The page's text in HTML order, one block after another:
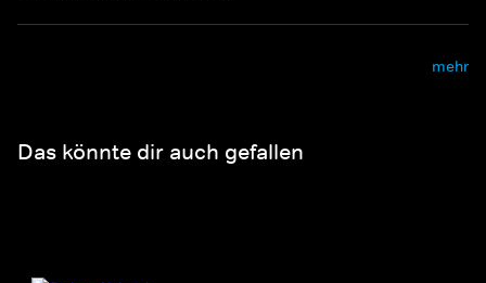
mehr
Das könnte dir auch gefallen